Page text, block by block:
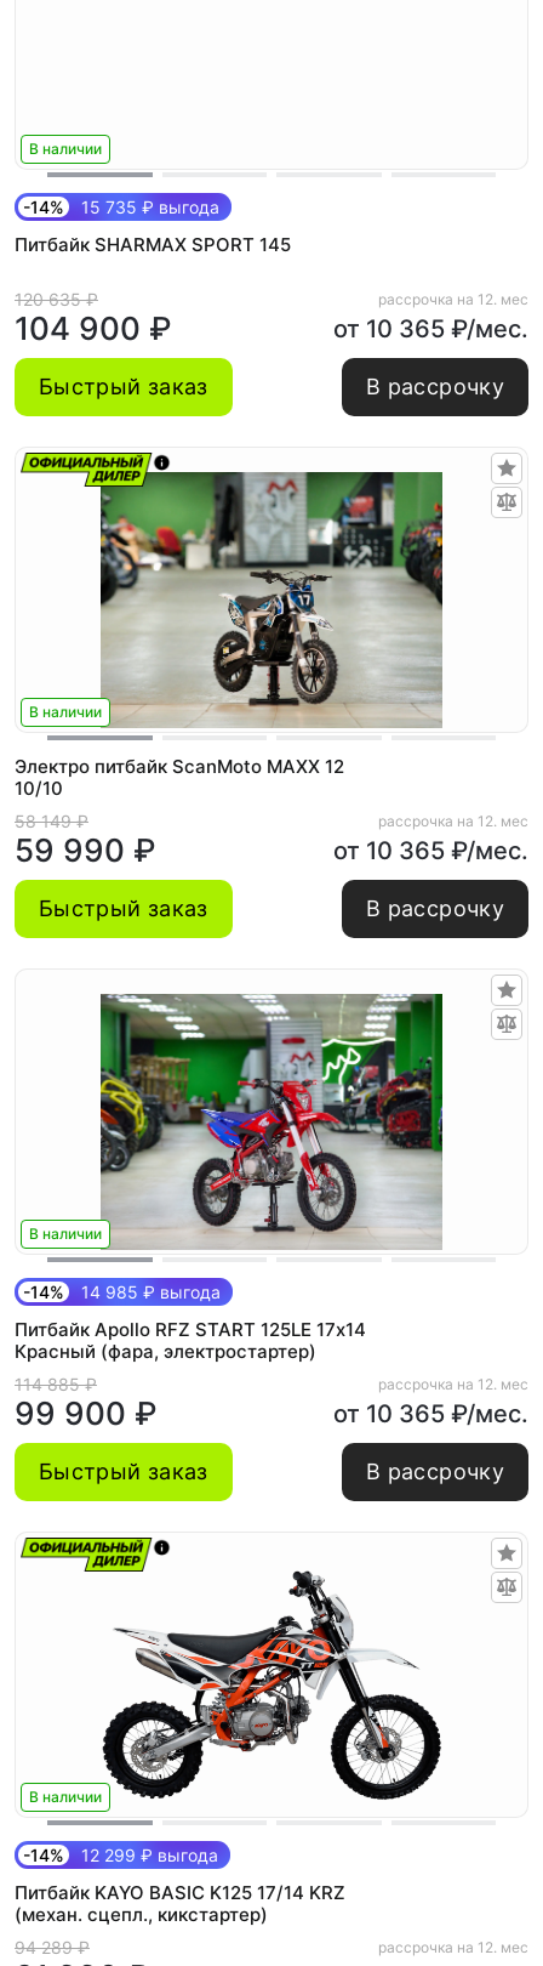
В наличии
-14% 15 735 ₽ выгода
Питбайк SHARMAX SPORT 145
120 635 ₽
104 900 ₽
рассрочка на 12. мес
от 10 365 ₽/мес.
Быстрый заказ В рассрочку
В наличии
Электро питбайк ScanMoto MAXX 12
10/10
58 149 ₽
59 990 ₽
рассрочка на 12. мес
от 10 365 ₽/мес.
Быстрый заказ В рассрочку
В наличии
-14% 14 985 ₽ выгода
Питбайк Apollo RFZ START 125LE 17х14
Красный (фара, электростартер)
114 885 ₽
99 900 ₽
рассрочка на 12. мес
от 10 365 ₽/мес.
Быстрый заказ В рассрочку
В наличии
-14% 12 299 ₽ выгода
Питбайк KAYO BASIC K125 17/14 KRZ
(механ. сцепл., кикстартер)
94 289 ₽ рассрочка на 12. мес